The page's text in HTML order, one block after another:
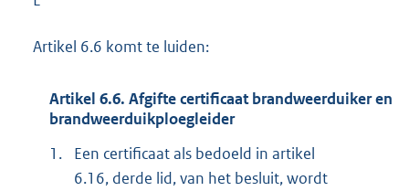
Artikel 6.6 komt te luiden:
Artikel 6.6. Afgifte certificaat brandweerduiker en
brandweerduikploegleider
1.
Een certificaat als bedoeld in artikel
6.16, derde lid, van het besluit, wordt